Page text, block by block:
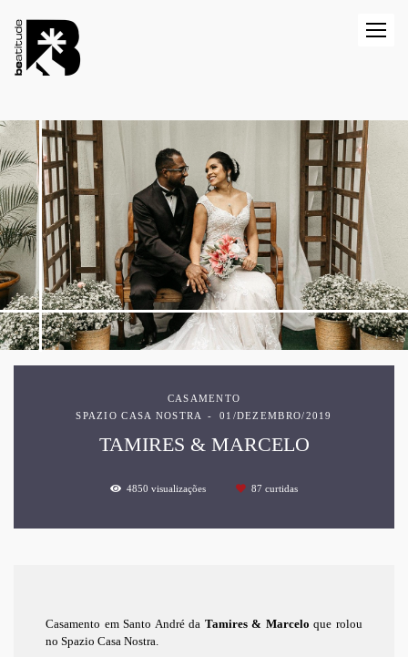
CASAMENTO
SPAZIO CASA NOSTRA
01/DEZEMBRO/2019
TAMIRES & MARCELO
4850 visualizações 87 curtidas
Casamento em Santo André da Tamires & Marcelo que rolou
no Spazio Casa Nostra.